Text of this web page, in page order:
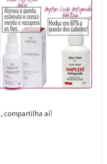
compartilha aí!